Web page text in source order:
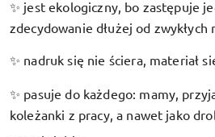
✨ jest ekologiczny, bo zastępuje
zdecydowanie dłużej od
✨ nadruk się nie ściera, materiał
✨ pasuje do każdego: mamy,
koleżanki z pracy, a nawet jako